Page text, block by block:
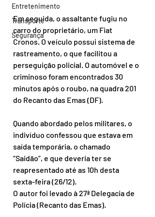
Entretenimento
Transporte
Segurança
Em seguida, o assaltante fugiu no
carro do proprietário, um Fiat
Cronos. O veículo possui sistema de
rastreamento, o que facilitou a
perseguição policial. O automóvel e o
criminoso foram encontrados 30
minutos após o roubo, na quadra 201
do Recanto das Emas (DF).
Quando abordado pelos militares, o
indivíduo confessou que estava em
saída temporária, o chamado
“Saidão”, e que deveria ter se
reapresentado até as 10h desta
sexta-feira (26/12).
O autor foi levado à 27ª Delegacia de
Polícia (Recanto das Emas).